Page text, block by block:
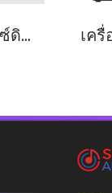
DIGITAL MIXER มิกซ์ดิจิตอล Behringer รุ่น WING COMPACT